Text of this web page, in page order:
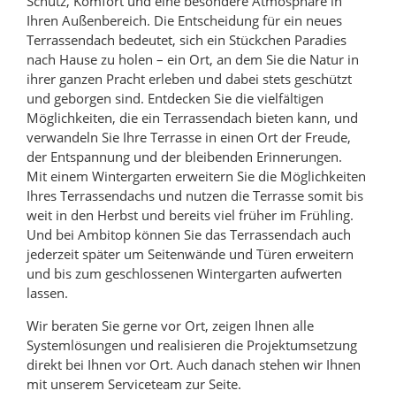
Ihren Außenbereich. Die Entscheidung für ein neues
Terrassendach bedeutet, sich ein Stückchen Paradies
nach Hause zu holen – ein Ort, an dem Sie die Natur in
ihrer ganzen Pracht erleben und dabei stets geschützt
und geborgen sind. Entdecken Sie die vielfältigen
Möglichkeiten, die ein Terrassendach bieten kann, und
verwandeln Sie Ihre Terrasse in einen Ort der Freude,
der Entspannung und der bleibenden Erinnerungen.
Mit einem Wintergarten erweitern Sie die Möglichkeiten
Ihres Terrassendachs und nutzen die Terrasse somit bis
weit in den Herbst und bereits viel früher im Frühling.
Und bei Ambitop können Sie das Terrassendach auch
jederzeit später um Seitenwände und Türen erweitern
und bis zum geschlossenen Wintergarten aufwerten
lassen.
Wir beraten Sie gerne vor Ort, zeigen Ihnen alle
Systemlösungen und realisieren die Projektumsetzung
direkt bei Ihnen vor Ort. Auch danach stehen wir Ihnen
mit unserem Serviceteam zur Seite.